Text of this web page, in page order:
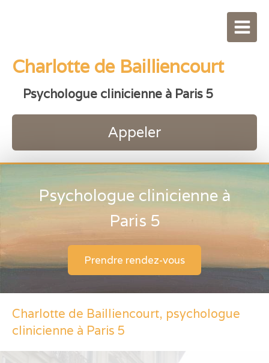
Charlotte de Bailliencourt
Psychologue clinicienne à Paris 5
Appeler
Psychologue clinicienne à
Paris 5
Prendre rendez-vous
Charlotte de Bailliencourt, psychologue
clinicienne à Paris 5